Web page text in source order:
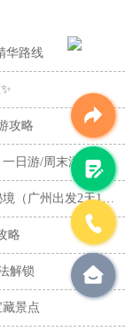
华路线
攻略
日游/周末游攻略
周末逃离计划！解锁清远最值得打卡的十大秘境（广州出发2天1夜 ...
略
解锁
景点